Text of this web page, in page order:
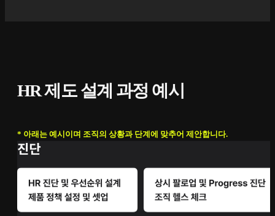
HR 제도 설계 과정 예시
* 아래는 예시이며 조직의 상황과 단계에 맞추어 제안합니다.